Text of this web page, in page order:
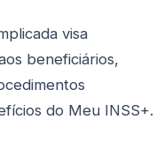
visa
beneficiários,
do Meu INSS+.